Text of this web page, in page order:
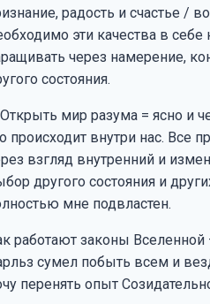
радость и счастье /
эти качества в себе
через намерение,
состояния.
мир разума = ясно и
происходит внутри нас.
взгляд внутренний и
другого состояния и
мне подвластен.
работают законы Вселенной
сумел побыть всем и
перенять опыт